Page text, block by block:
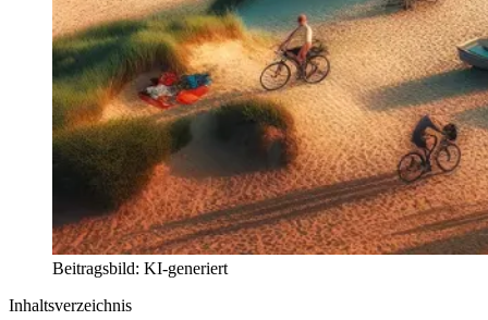
Beitragsbild: KI-generiert
Inhaltsverzeichnis